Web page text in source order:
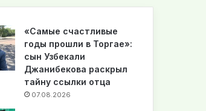
«Самые счастливые
годы прошли в Торгае»:
сын Узбекали
Джанибекова раскрыл
тайну ссылки отца
07.08.2026